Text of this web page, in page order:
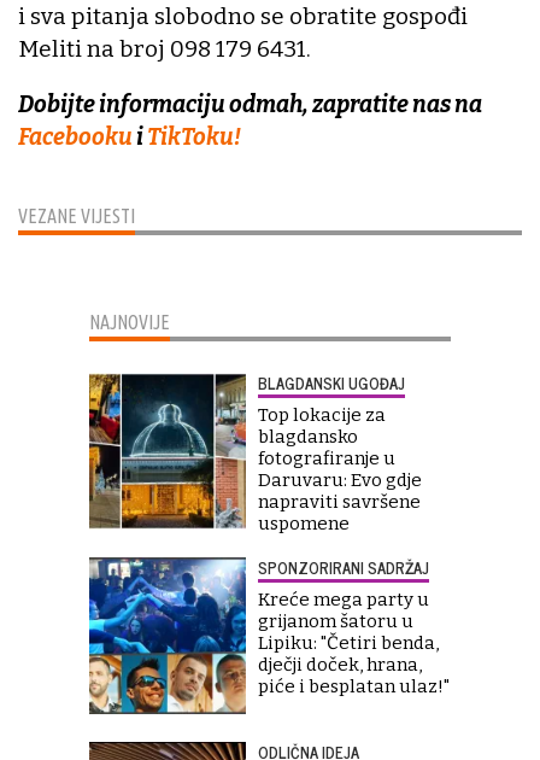
VEZANE VIJESTI
i sva pitanja slobodno se obratite gospođi
Meliti na broj 098 179 6431.
Dobijte informaciju odmah, zapratite nas na
FacebookuiTikToku!
NAJNOVIJE
BLAGDANSKI UGOĐAJ
Top lokacije za
blagdansko
fotografiranje u
Daruvaru: Evo gdje
napraviti savršene
uspomene
SPONZORIRANI SADRŽAJ
Kreće mega party u
grijanom šatoru u
Lipiku: "Četiri benda,
dječji doček, hrana,
piće i besplatan ulaz!"
ODLIČNA IDEJA